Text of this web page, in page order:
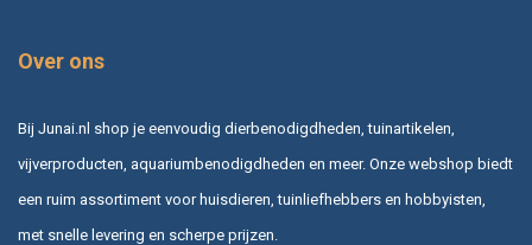
Over ons
Bij Junai.nl shop je eenvoudig dierbenodigdheden, tuinartikelen,
vijverproducten, aquariumbenodigdheden en meer. Onze webshop biedt
een ruim assortiment voor huisdieren, tuinliefhebbers en hobbyisten,
met snelle levering en scherpe prijzen.